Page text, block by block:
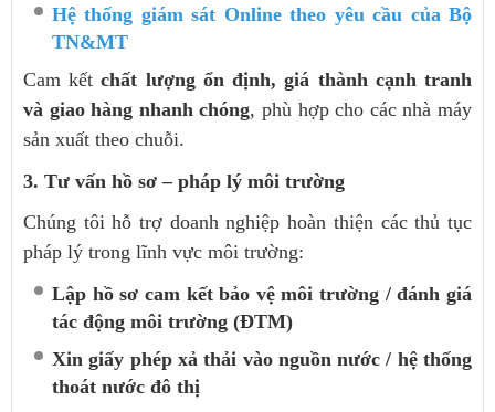
Hệ thống giám sát Online theo yêu cầu của Bộ
TN&MT
Cam kếtchất lượng ổn định, giá thành cạnh tranh
và giao hàng nhanh chóng, phù hợp cho các nhà máy
sản xuất theo chuỗi.
3. Tư vấn hồ sơ – pháp lý môi trường
Chúng tôi hỗ trợ doanh nghiệp hoàn thiện các thủ tục
pháp lý trong lĩnh vực môi trường:
Lập hồ sơ cam kết bảo vệ môi trường / đánh giá
tác động môi trường (ĐTM)
Xin giấy phép xả thải vào nguồn nước / hệ thống
thoát nước đô thị